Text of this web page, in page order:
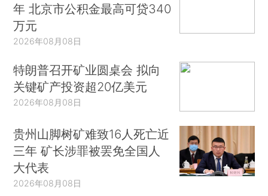
年 北京市公积金最高可贷340
万元
2026年08月08日
特朗普召开矿业圆桌会 拟向
关键矿产投资超20亿美元
2026年08月08日
贵州山脚树矿难致16人死亡近
三年 矿长涉罪被罢免全国人
大代表
2026年08月08日